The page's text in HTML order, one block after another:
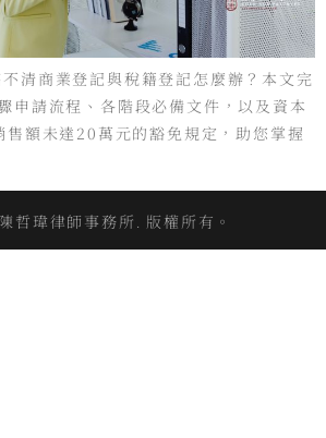
清商業登記與稅籍登記怎麼辦？本文完
申請流程、各階段必備文件，以及資本
額未達20萬元的豁免規定，助您掌握
哲瑋律師事務所. 版權所有。